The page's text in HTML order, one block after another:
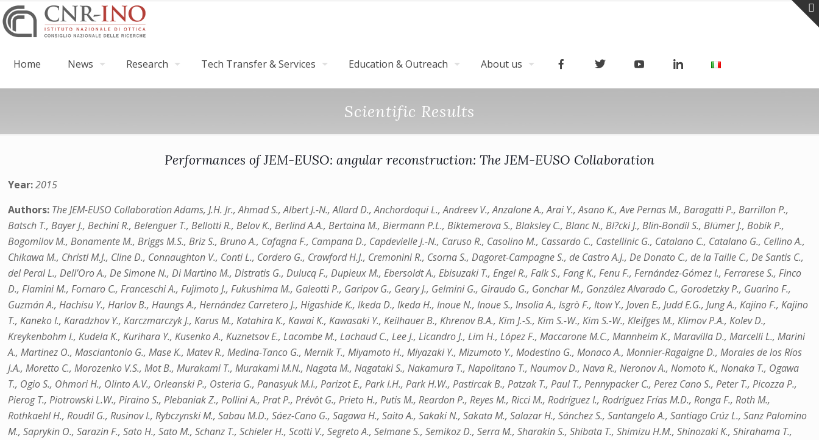
Home News Research Tech Transfer & Services Education & Outreach About us
Scientific Results
Performances of JEM-EUSO: angular reconstruction: The JEM-EUSO Collaboration
Year:2015
Authors: The JEM-EUSO Collaboration Adams, J.H. Jr., Ahmad S., Albert J.-N., Allard D., Anchordoqui L., Andreev V., Anzalone A., Arai Y., Asano K., Ave Pernas M., Baragatti P., Barrillon P.,
Batsch T., Bayer J., Bechini R., Belenguer T., Bellotti R., Belov K., Berlind A.A., Bertaina M., Biermann P.L., Biktemerova S., Blaksley C., Blanc N., Bl?cki J., Blin-Bondil S., Blümer J., Bobik P.,
Bogomilov M., Bonamente M., Briggs M.S., Briz S., Bruno A., Cafagna F., Campana D., Capdevielle J.-N., Caruso R., Casolino M., Cassardo C., Castellinic G., Catalano C., Catalano G., Cellino A.,
Chikawa M., Christl M.J., Cline D., Connaughton V., Conti L., Cordero G., Crawford H.J., Cremonini R., Csorna S., Dagoret-Campagne S., de Castro A.J., De Donato C., de la Taille C., De Santis C.,
del Peral L., Dell’Oro A., De Simone N., Di Martino M., Distratis G., Dulucq F., Dupieux M., Ebersoldt A., Ebisuzaki T., Engel R., Falk S., Fang K., Fenu F., Fernández-Gómez I., Ferrarese S., Finco
D., Flamini M., Fornaro C., Franceschi A., Fujimoto J., Fukushima M., Galeotti P., Garipov G., Geary J., Gelmini G., Giraudo G., Gonchar M., González Alvarado C., Gorodetzky P., Guarino F.,
Guzmán A., Hachisu Y., Harlov B., Haungs A., Hernández Carretero J., Higashide K., Ikeda D., Ikeda H., Inoue N., Inoue S., Insolia A., Isgrò F., Itow Y., Joven E., Judd E.G., Jung A., Kajino F., Kajino
T., Kaneko I., Karadzhov Y., Karczmarczyk J., Karus M., Katahira K., Kawai K., Kawasaki Y., Keilhauer B., Khrenov B.A., Kim J.-S., Kim S.-W., Kim S.-W., Kleifges M., Klimov P.A., Kolev D.,
Kreykenbohm I., Kudela K., Kurihara Y., Kusenko A., Kuznetsov E., Lacombe M., Lachaud C., Lee J., Licandro J., Lim H., López F., Maccarone M.C., Mannheim K., Maravilla D., Marcelli L., Marini
A., Martinez O., Masciantonio G., Mase K., Matev R., Medina-Tanco G., Mernik T., Miyamoto H., Miyazaki Y., Mizumoto Y., Modestino G., Monaco A., Monnier-Ragaigne D., Morales de los Ríos
J.A., Moretto C., Morozenko V.S., Mot B., Murakami T., Murakami M.N., Nagata M., Nagataki S., Nakamura T., Napolitano T., Naumov D., Nava R., Neronov A., Nomoto K., Nonaka T., Ogawa
T., Ogio S., Ohmori H., Olinto A.V., Orleanski P., Osteria G., Panasyuk M.I., Parizot E., Park I.H., Park H.W., Pastircak B., Patzak T., Paul T., Pennypacker C., Perez Cano S., Peter T., Picozza P.,
Pierog T., Piotrowski L.W., Piraino S., Plebaniak Z., Pollini A., Prat P., Prévôt G., Prieto H., Putis M., Reardon P., Reyes M., Ricci M., Rodríguez I., Rodríguez Frías M.D., Ronga F., Roth M.,
Rothkaehl H., Roudil G., Rusinov I., Rybczynski M., Sabau M.D., Sáez-Cano G., Sagawa H., Saito A., Sakaki N., Sakata M., Salazar H., Sánchez S., Santangelo A., Santiago Crúz L., Sanz Palomino
M., Saprykin O., Sarazin F., Sato H., Sato M., Schanz T., Schieler H., Scotti V., Segreto A., Selmane S., Semikoz D., Serra M., Sharakin S., Shibata T., Shimizu H.M., Shinozaki K., Shirahama T.,